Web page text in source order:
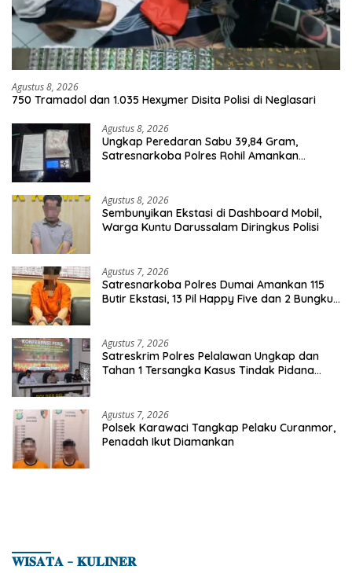
Agustus 8, 2026
750 Tramadol dan 1.035 Hexymer Disita Polisi di Neglasari
Agustus 8, 2026
Ungkap Peredaran Sabu 39,84 Gram,
Satresnarkoba Polres Rohil Amankan
Agustus 8, 2026
Sembunyikan Ekstasi di Dashboard Mobil,
Warga Kuntu Darussalam Diringkus Polisi
Agustus 7, 2026
Satresnarkoba Polres Dumai Amankan 115
Butir Ekstasi, 13 Pil Happy Five dan 2 Bungkus
Agustus 7, 2026
Satreskrim Polres Pelalawan Ungkap dan
Tahan 1 Tersangka Kasus Tindak Pidana
Agustus 7, 2026
Polsek Karawaci Tangkap Pelaku Curanmor,
Penadah Ikut Diamankan
𝐖𝐈𝐒𝐀𝐓𝐀 – 𝐊𝐔𝐋𝐈𝐍𝐄𝐑